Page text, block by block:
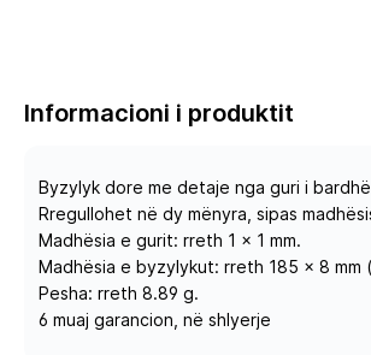
Informacioni i produktit
Byzylyk dore me detaje nga guri i
Rregullohet në dy mënyra, sipas
Madhësia e gurit: rreth 1 x 1 mm.
Madhësia e byzylykut: rreth 185 x 8 mm
Pesha: rreth 8.89 g.
6 muaj garancion, në shlyerje